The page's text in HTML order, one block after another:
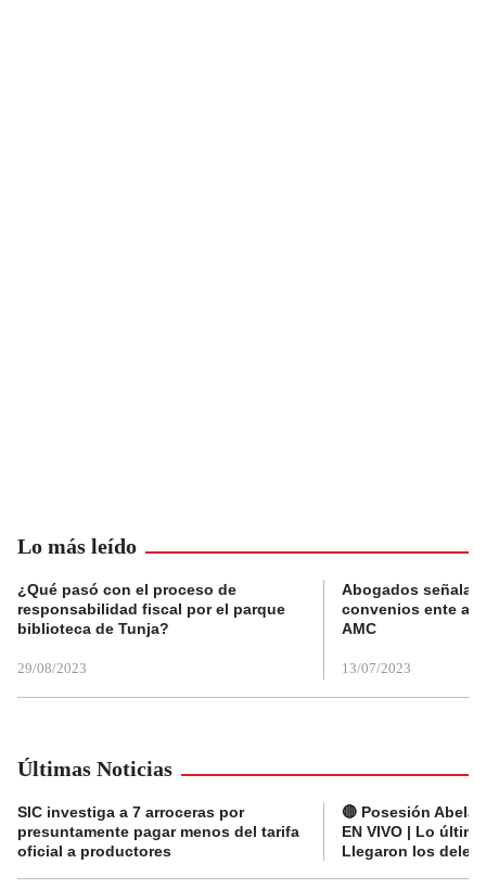
Lo más leído
¿Qué pasó con el proceso de
responsabilidad fiscal por el parque
biblioteca de Tunja?
29/08/2023
Abogados
convenios ente
AMC
13/07/2023
Últimas Noticias
SIC investiga a 7 arroceras por
presuntamente pagar menos del tarifa
oficial a productores
🔴 Posesión
EN VIVO | Lo
Llegaron los